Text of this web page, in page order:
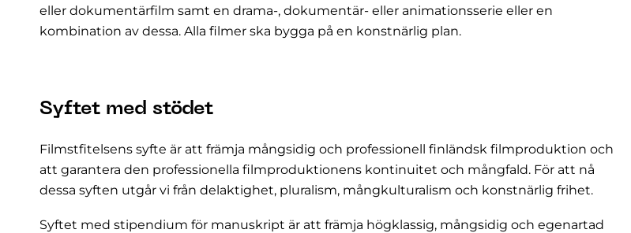
eller dokumentärfilm samt en drama-, dokumentär- eller animationsserie eller en
kombination av dessa. Alla filmer ska bygga på en konstnärlig plan.
Syftet med stödet
Filmstfitelsens syfte är att främja mångsidig och professionell finländsk filmproduktion och
att garantera den professionella filmproduktionens kontinuitet och mångfald. För att nå
dessa syften utgår vi från delaktighet, pluralism, mångkulturalism och konstnärlig frihet.
Syftet med stipendium för manuskript är att främja högklassig, mångsidig och egenartad